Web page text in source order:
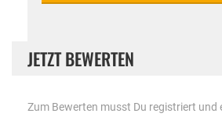
JETZT BEWERTEN
Zum Bewerten musst Du registriert und